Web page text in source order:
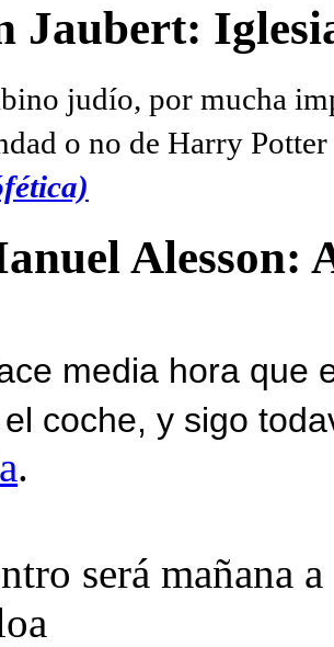
Jaubert:
judío, por mucha
o no de Harry
Alesson:
media hora que
coche, y sigo
.
será mañana